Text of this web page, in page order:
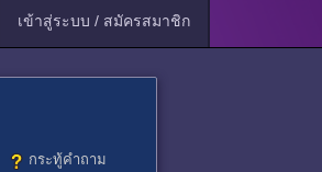
เข้าสู่ระบบ / สมัครสมาชิก
กระทู้คำถาม